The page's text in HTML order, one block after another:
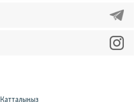
Катталыңыз